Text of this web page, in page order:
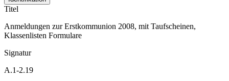
Titel
Anmeldungen zur Erstkommunion 2008, mit Taufscheinen,
Klassenlisten Formulare
Signatur
A.1-2.19